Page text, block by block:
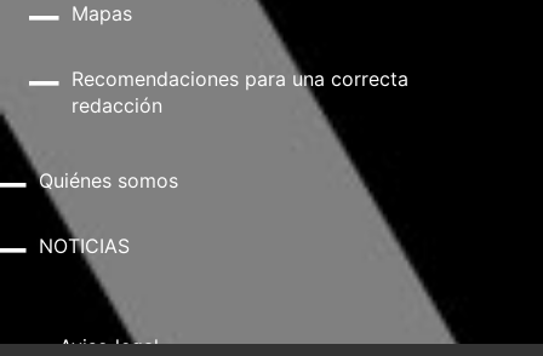
Mapas
Recomendaciones para una correcta
redacción
Quiénes somos
NOTICIAS
Aviso legal